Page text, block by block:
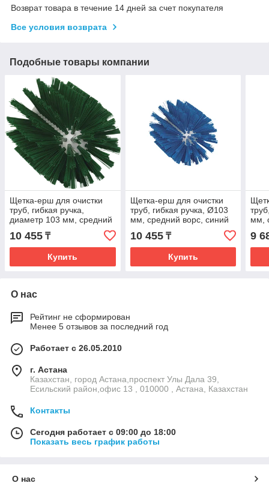
Возврат товара в течение 14 дней за счет покупателя
Все условия возврата
Подобные товары компании
Щетка-ерш для очистки
труб, гибкая ручка,
диаметр 103 мм, средний
ворс, зеленый цвет
10 455 ₸
Купить
Щетка-ерш для очистки
труб, гибкая ручка, Ø103
мм, средний ворс, синий
10 455₸
Купить
мм,
9
О нас
Рейтинг не сформирован
Менее 5 отзывов за последний год
Работает с 26.05.2010
г. Астана
Казахстан, город Астана,проспект Улы Дала 39,
Есильский район,офис 13 , 010000 , Астана, Казахстан
Контакты
Сегодня работает с 09:00 до 18:00
Показать весь график работы
О нас